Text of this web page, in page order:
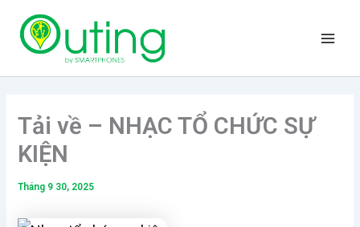
Menu
Tải về – NHẠC TỔ CHỨC SỰ
KIỆN
Tháng 9 30, 2025